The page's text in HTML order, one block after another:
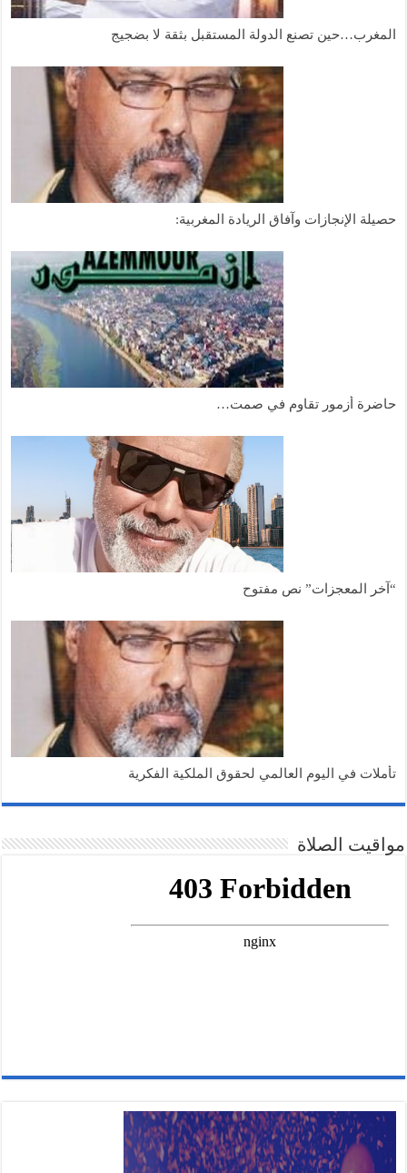
المغرب…حين تصنع الدولة المستقبل بثقة لا بضجيج
حصيلة الإنجازات وآفاق الريادة المغربية:
حاضرة أزمور تقاوم في صمت…
“آخر المعجزات” نص مفتوح
تأملات في اليوم العالمي لحقوق الملكية الفكرية
مواقيت الصلاة